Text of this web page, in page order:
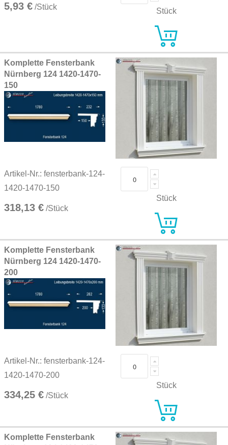
5,93 € /Stück Stück
Komplette Fensterbank
Nürnberg 124 1420-1470-
150
Artikel-Nr.: fensterbank-124-
1420-1470-150
318,13 € /Stück
Stück
Komplette Fensterbank
Nürnberg 124 1420-1470-
200
Artikel-Nr.: fensterbank-124-
1420-1470-200
334,25 € /Stück
Stück
Komplette Fensterbank